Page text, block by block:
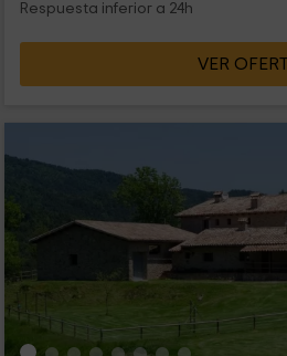
Respuesta inferior a 24h
VER